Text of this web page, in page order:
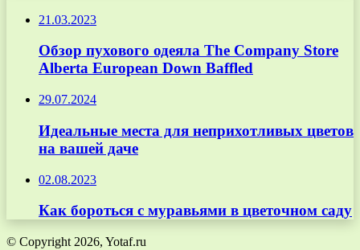
21.03.2023
Обзор пухового одеяла The Company Store
Alberta European Down Baffled
29.07.2024
Идеальные места для неприхотливых цветов
на вашей даче
02.08.2023
Как бороться с муравьями в цветочном саду
© Copyright 2026, Yotaf.ru